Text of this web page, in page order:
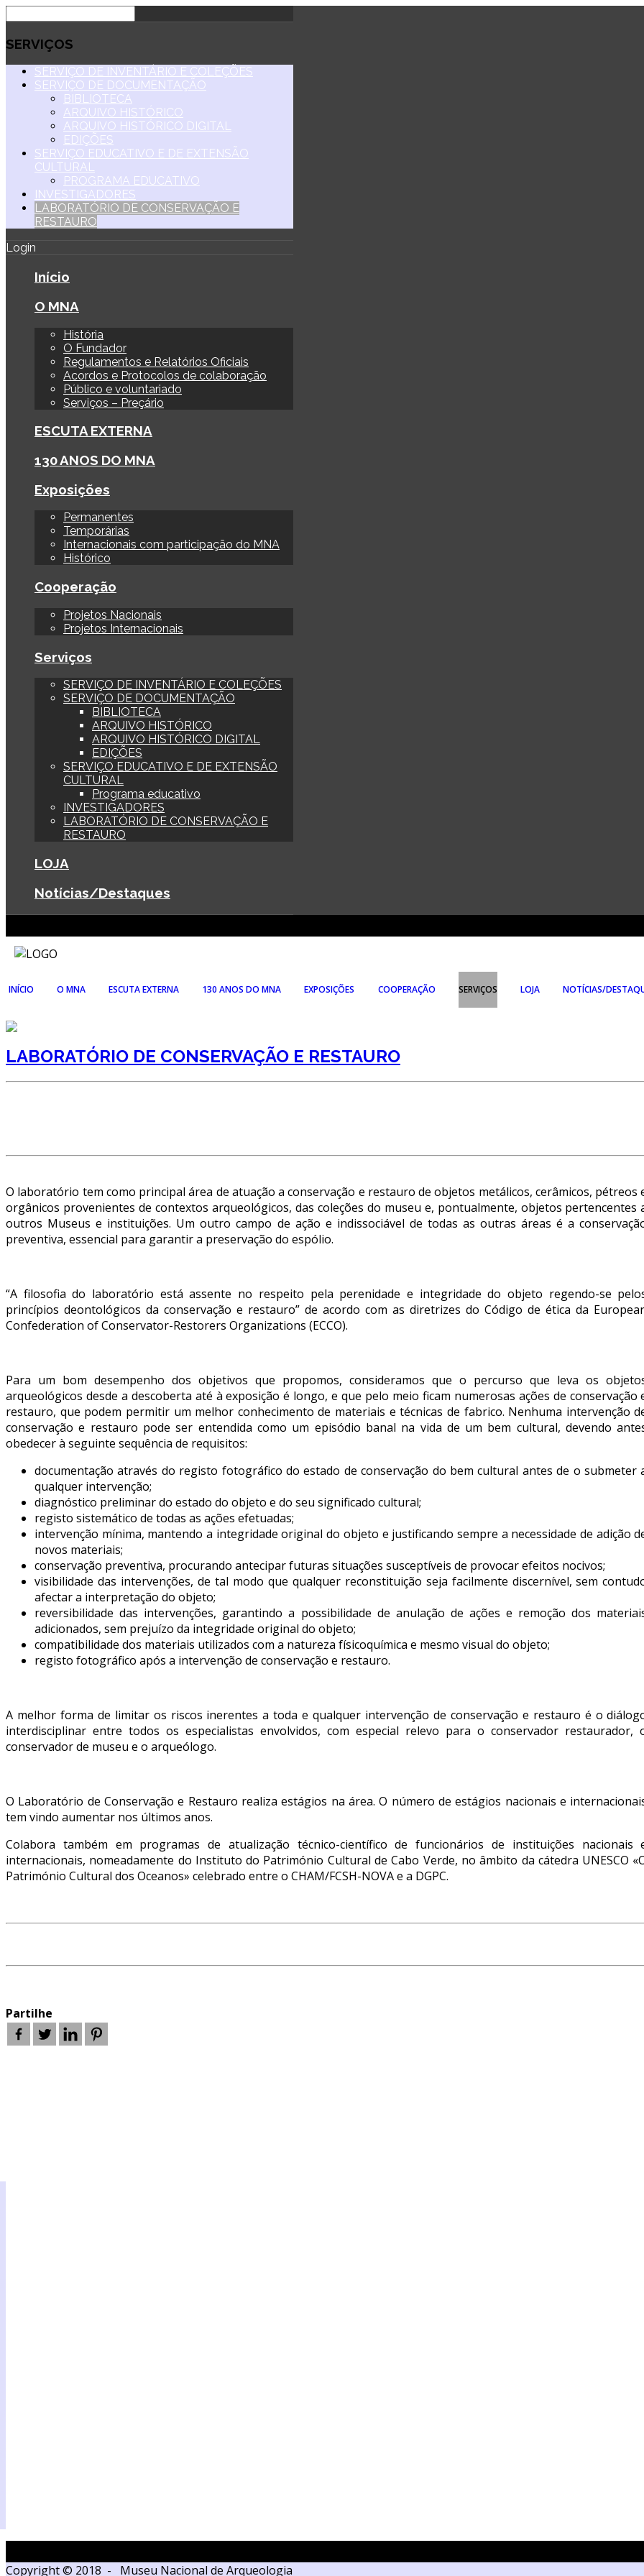
SERVIÇOS
SERVIÇO DE INVENTÁRIO E COLEÇÕES
SERVIÇO DE DOCUMENTAÇÃO
BIBLIOTECA
ARQUIVO HISTÓRICO
ARQUIVO HISTÓRICO DIGITAL
EDIÇÕES
SERVIÇO EDUCATIVO E DE EXTENSÃO
CULTURAL
PROGRAMA EDUCATIVO
INVESTIGADORES
LABORATÓRIO DE CONSERVAÇÃO E
RESTAURO
Login
Início
O MNA
História
O Fundador
Regulamentos e Relatórios Oficiais
Acordos e Protocolos de colaboração
Público e voluntariado
Serviços – Preçário
ESCUTA EXTERNA
130 ANOS DO MNA
Exposições
Permanentes
Temporárias
Internacionais com participação do MNA
Histórico
Cooperação
Projetos Nacionais
Projetos Internacionais
Serviços
SERVIÇO DE INVENTÁRIO E COLEÇÕES
SERVIÇO DE DOCUMENTAÇÃO
BIBLIOTECA
ARQUIVO HISTÓRICO
ARQUIVO HISTÓRICO DIGITAL
EDIÇÕES
SERVIÇO EDUCATIVO E DE EXTENSÃO
CULTURAL
Programa educativo
INVESTIGADORES
LABORATÓRIO DE CONSERVAÇÃO E
RESTAURO
LOJA
Notícias/Destaques
INÍCIO O MNA
O FUNDADOR
ACORDOS E PROTOCOLOS DE COLABORAÇÃO
PÚBLICO E VOLUNTARIADO
SERVIÇOS – PREÇÁRIO
ESCUTA EXTERNA 130 ANOS DO MNA EXPOSIÇÕES
TEMPORÁRIAS
HISTÓRICO
COOPERAÇÃO
PROJETOS INTERNACIONAIS
SERVIÇOS
SERVIÇO DE DOCUMENTAÇÃO
INVESTIGADORES
LOJA NOTÍCIAS/
LABORATÓRIO DE CONSERVAÇÃO E RESTAURO
O laboratório tem como principal área de atuação a conservação e restauro de objetos metálicos, cerâmicos, pétreos
orgânicos provenientes de contextos arqueológicos, das coleções do museu e, pontualmente, objetos pertencentes
outros Museus e instituições. Um outro campo de ação e indissociável de todas as outras áreas é a
preventiva, essencial para garantir a preservação do espólio.
“A filosofia do laboratório está assente no respeito pela perenidade e integridade do objeto regendo-se
princípios deontológicos da conservação e restauro” de acordo com as diretrizes do Código de ética da
Confederation of Conservator-Restorers Organizations (ECCO).
Para um bom desempenho dos objetivos que propomos, consideramos que o percurso que leva os
arqueológicos desde a descoberta até à exposição é longo, e que pelo meio ficam numerosas ações de conservação
restauro, que podem permitir um melhor conhecimento de materiais e técnicas de fabrico. Nenhuma intervenção
conservação e restauro pode ser entendida como um episódio banal na vida de um bem cultural, devendo
obedecer à seguinte sequência de requisitos:
documentação através do registo fotográfico do estado de conservação do bem cultural antes de o submeter
qualquer intervenção;
diagnóstico preliminar do estado do objeto e do seu significado cultural;
registo sistemático de todas as ações efetuadas;
intervenção mínima, mantendo a integridade original do objeto e justificando sempre a necessidade de adição
novos materiais;
conservação preventiva, procurando antecipar futuras situações susceptíveis de provocar efeitos nocivos;
visibilidade das intervenções, de tal modo que qualquer reconstituição seja facilmente discernível, sem
afectar a interpretação do objeto;
reversibilidade das intervenções, garantindo a possibilidade de anulação de ações e remoção dos
adicionados, sem prejuízo da integridade original do objeto;
compatibilidade dos materiais utilizados com a natureza físicoquímica e mesmo visual do objeto;
registo fotográfico após a intervenção de conservação e restauro.
A melhor forma de limitar os riscos inerentes a toda e qualquer intervenção de conservação e restauro é o
interdisciplinar entre todos os especialistas envolvidos, com especial relevo para o conservador restaurador,
conservador de museu e o arqueólogo.
O Laboratório de Conservação e Restauro realiza estágios na área. O número de estágios nacionais e
tem vindo aumentar nos últimos anos.
Colabora também em programas de atualização técnico-científico de funcionários de instituições nacionais
internacionais, nomeadamente do Instituto do Património Cultural de Cabo Verde, no âmbito da cátedra UNESCO
Património Cultural dos Oceanos» celebrado entre o CHAM/FCSH-NOVA e a DGPC.
Partilhe
Copyright © 2018 - Museu Nacional de Arqueologia